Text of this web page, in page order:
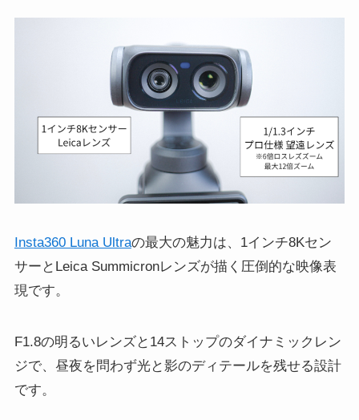
Insta360 Luna Ultraの最大の魅力は、1インチ8Kセン
サーとLeica Summicronレンズが描く圧倒的な映像表
現です。
F1.8の明るいレンズと14ストップのダイナミックレン
ジで、昼夜を問わず光と影のディテールを残せる設計
です。